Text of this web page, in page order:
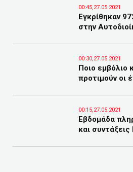
00:45,27.05.2021
Εγκρίθηκαν
στην
00:30,27.05.2021
Ποιο εμβόλιο
προτιμούν οι
00:15,27.05.2021
Εβδομάδα
και συντάξεις